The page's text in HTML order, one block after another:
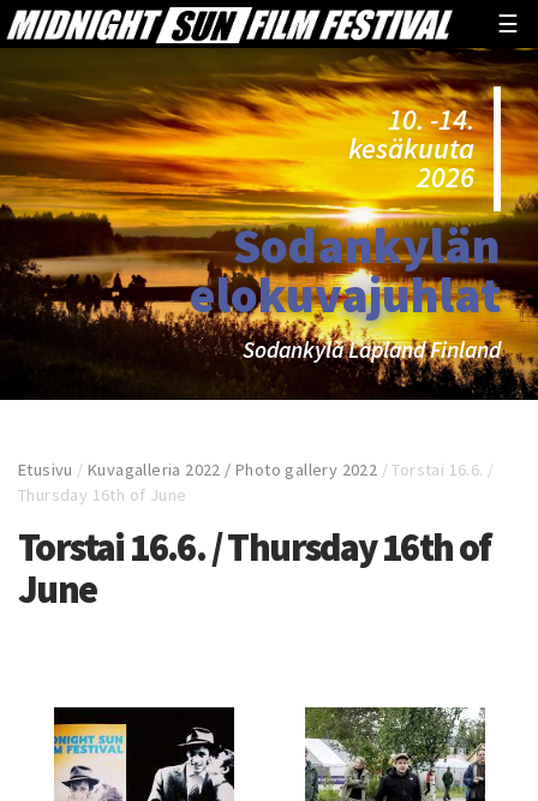
☰
10. -14.
kesäkuuta
2026
Sodankylän
elokuvajuhlat
Sodankylä Lapland Finland
Etusivu /Kuvagalleria 2022 / Photo gallery 2022 /Torstai 16.6. /
Thursday 16th of June
Torstai 16.6. / Thursday 16th of
June